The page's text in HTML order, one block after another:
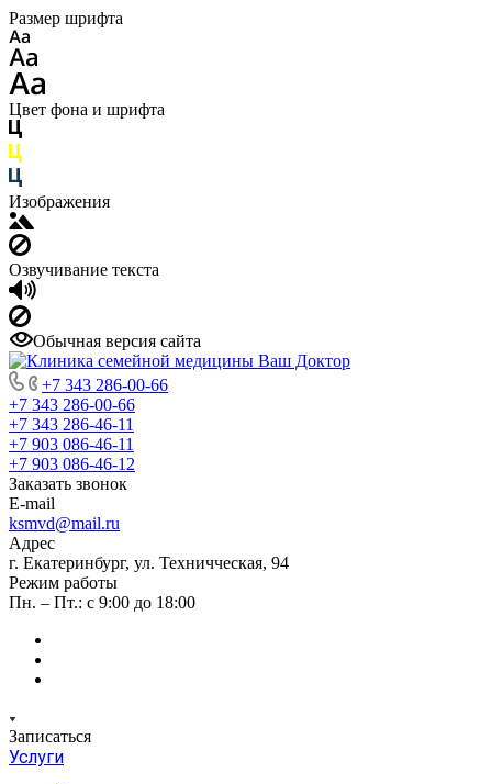
Размер шрифта
Цвет фона и шрифта
Изображения
Озвучивание текста
Обычная версия сайта
+7 343 286-00-66
+7 343 286-00-66
+7 343 286-46-11
+7 903 086-46-11
+7 903 086-46-12
Заказать звонок
E-mail
ksmvd@mail.ru
Адрес
г. Екатеринбург, ул. Техничческая, 94
Режим работы
Пн. – Пт.: с 9:00 до 18:00
Записаться
Услуги